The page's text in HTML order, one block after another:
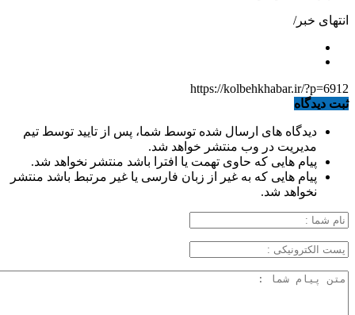
انتهای خبر/
https://kolbehkhabar.ir/?p=6912
ثبت دیدگاه
دیدگاه های ارسال شده توسط شما، پس از تایید توسط تیم
مدیریت در وب منتشر خواهد شد.
پیام هایی که حاوی تهمت یا افترا باشد منتشر نخواهد شد.
پیام هایی که به غیر از زبان فارسی یا غیر مرتبط باشد منتشر
نخواهد شد.